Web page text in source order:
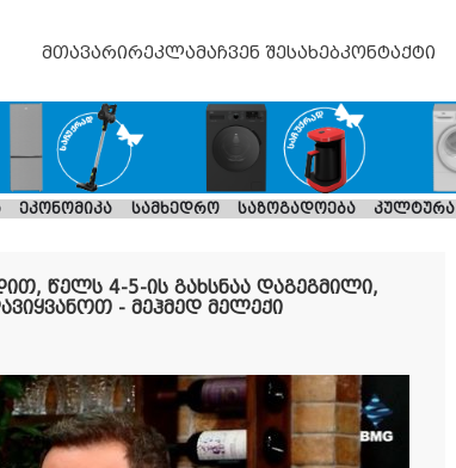
მთავარირეკლამაჩვენ შესახებკონტაქტი
ეკონომიკა სამხედრო საზოგადოება კულტურა
წელს 4-5-ის გახსნაა დაგეგმილი,
- მეჰმედ მელექი